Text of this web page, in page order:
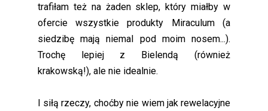
trafiłam też na żaden sklep, który miałby w
ofercie wszystkie produkty Miraculum (a
siedzibę mają niemal pod moim nosem...).
Trochę lepiej z Bielendą (również
krakowską!), ale nie idealnie.
I siłą rzeczy, choćby nie wiem jak rewelacyjne